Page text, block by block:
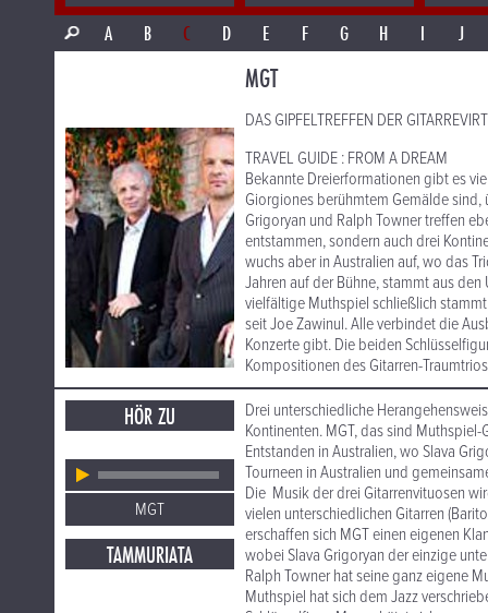
A
B C D E F G H I J
MGT
DAS GIPFELTREFFEN DER
TRAVEL GUIDE : FROM A DREAM
Bekannte Dreierformationen gibt es
Giorgiones berühmtem Gemälde
Grigoryan und Ralph Towner treffen
entstammen, sondern auch drei
wuchs aber in Australien auf, wo das
Jahren auf der Bühne, stammt aus
vielfältige Muthspiel schließlich
seit Joe Zawinul. Alle verbindet die
Konzerte gibt. Die beiden
Kompositionen des Gitarren-
HÖR ZU
MGT
TAMMURIATA
Drei unterschiedliche
Kontinenten. MGT, das sind Muthspiel-
Entstanden in Australien, wo Slava
Tourneen in Australien und
Die Musik der drei Gitarrenvituosen
vielen unterschiedlichen Gitarren
erschaffen sich MGT einen eigenen
wobei Slava Grigoryan der einzige
Ralph Towner hat seine ganz eigene
Muthspiel hat sich dem Jazz